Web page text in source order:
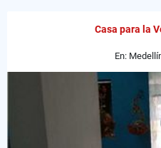
Casa para la
En: